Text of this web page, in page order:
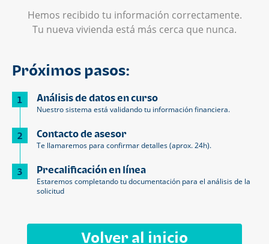
Hemos recibido tu información correctamente.
Tu nueva vivienda está más cerca que nunca.
Próximos pasos:
1 Análisis de datos en curso
Nuestro sistema está validando tu información financiera.
2 Contacto de asesor
Te llamaremos para confirmar detalles (aprox. 24h).
3 Precalificación en línea
Estaremos completando tu documentación para el análisis de la
solicitud
Volver al inicio